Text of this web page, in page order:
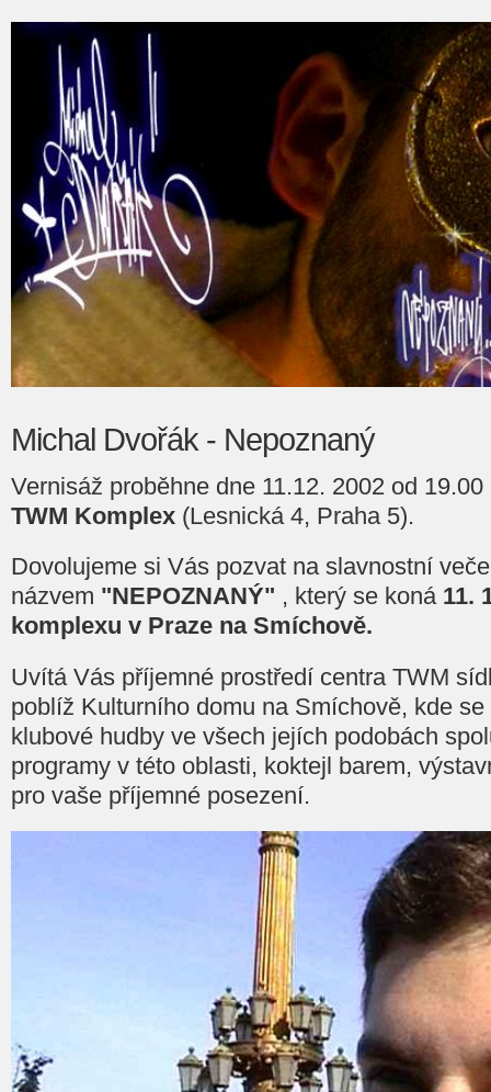
Michal Dvořák - Nepoznaný
Vernisáž proběhne dne 11.12. 2002 od
TWM Komplex (Lesnická 4, Praha 5).
Dovolujeme si Vás pozvat na slavnostní
názvem "NEPOZNANÝ" , který se koná 11.
komplexu v Praze na Smíchově.
Uvítá Vás příjemné prostředí centra TWM
poblíž Kulturního domu na Smíchově, kde
klubové hudby ve všech jejích podobách
programy v této oblasti, koktejl barem,
pro vaše příjemné posezení.